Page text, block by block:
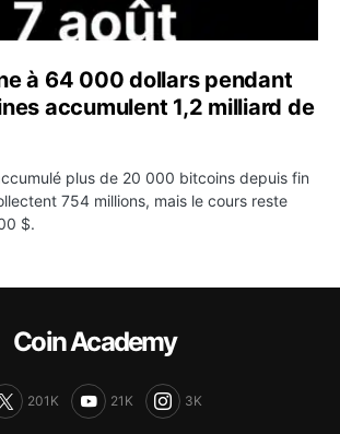
à 64 000 dollars pendant
accumulent 1,2 milliard de
plus de 20 000 bitcoins depuis fin
754 millions, mais le cours reste
$.
Coin Academy
201K 21K 3K